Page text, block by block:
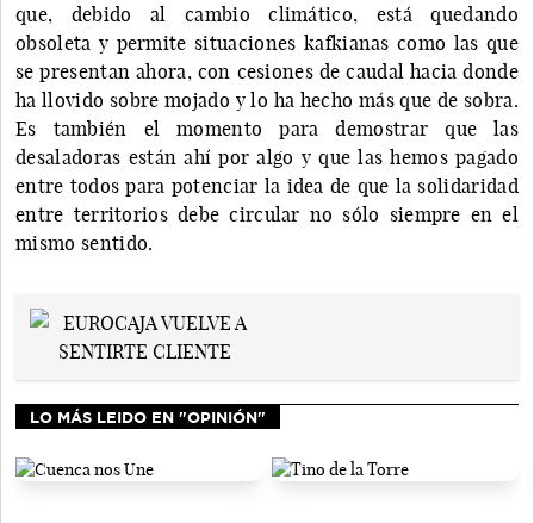
que, debido al cambio climático, está quedando
obsoleta y permite situaciones kafkianas como las que
se presentan ahora, con cesiones de caudal hacia donde
ha llovido sobre mojado y lo ha hecho más que de sobra.
Es también el momento para demostrar que las
desaladoras están ahí por algo y que las hemos pagado
entre todos para potenciar la idea de que la solidaridad
entre territorios debe circular no sólo siempre en el
mismo sentido.
LO MÁS LEIDO EN "OPINIÓN"